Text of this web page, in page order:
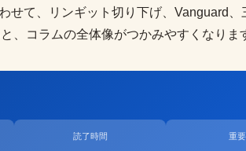
せて、リンギット切り下げ、Vanguard
、コラムの全体像がつかみやすくなりま
読了時間 重